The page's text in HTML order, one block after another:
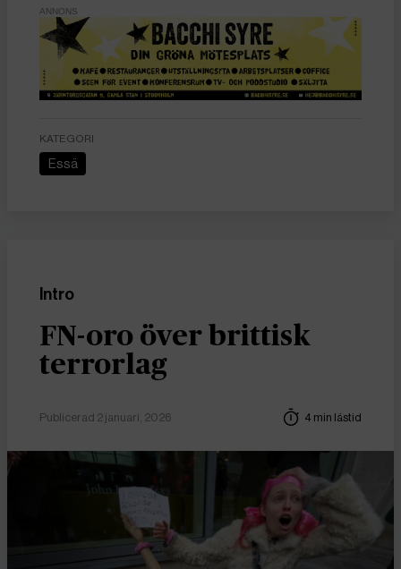
ANNONS
KATEGORI
Essä
Intro
FN-oro över brittisk
terrorlag
Publicerad 2 januari, 2026 4 min lästid